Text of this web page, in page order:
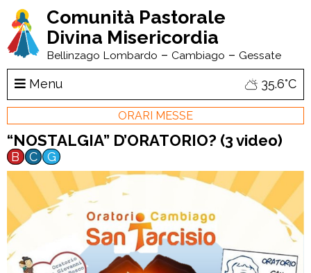
Comunità Pastorale
Divina Misericordia
Bellinzago Lombardo – Cambiago – Gessate
Menu 35.6°C
ORARI MESSE
“NOSTALGIA” D’ORATORIO? (3 video)
B C G